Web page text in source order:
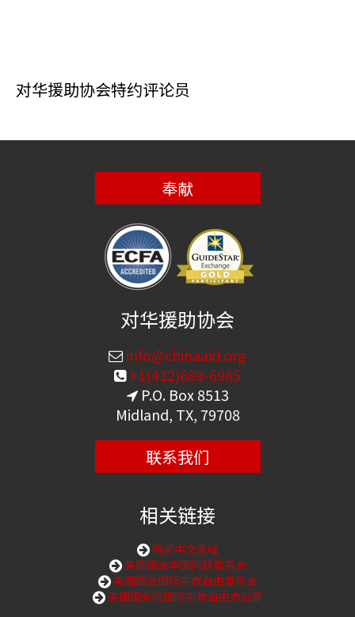
对华援助协会特约评论员
奉献
对华援助协会
info@chinaaid.org
+1(432)689-6985
P.O. Box 8513
Midland, TX, 79708
联系我们
相关链接
购买中文圣经
美国国会中国问题委员会
美国国会国际宗教自由委员会
美国国务院国际宗教自由办公室